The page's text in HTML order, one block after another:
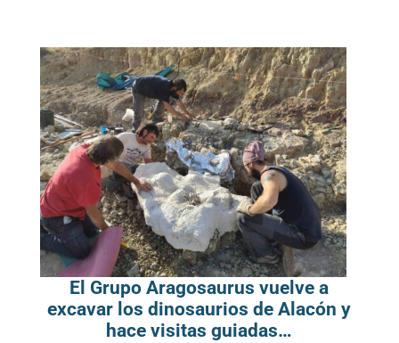
El Grupo Aragosaurus vuelve a
excavar los dinosaurios de Alacón y
hace visitas guiadas…